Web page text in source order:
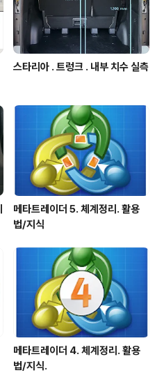
스타리아 . 트렁크 . 내부 치수 실측
메타트레이더 5. 체계정리. 활용
법/지식
메타트레이더 4. 체계정리. 활용
법/지식.